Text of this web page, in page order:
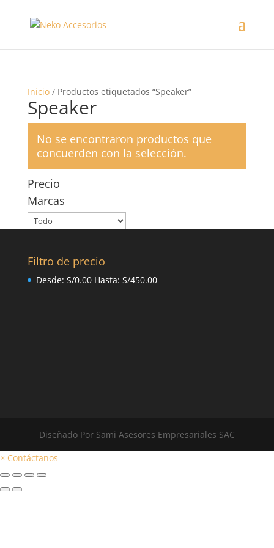
Inicio/ Productos etiquetados “Speaker”
Speaker
No se encontraron productos que
concuerden con la selección.
Precio
Marcas
Filtro de precio
Desde: S/0.00Hasta: S/450.00
Diseñado Por Sami Asesores Empresariales SAC
× Contáctanos